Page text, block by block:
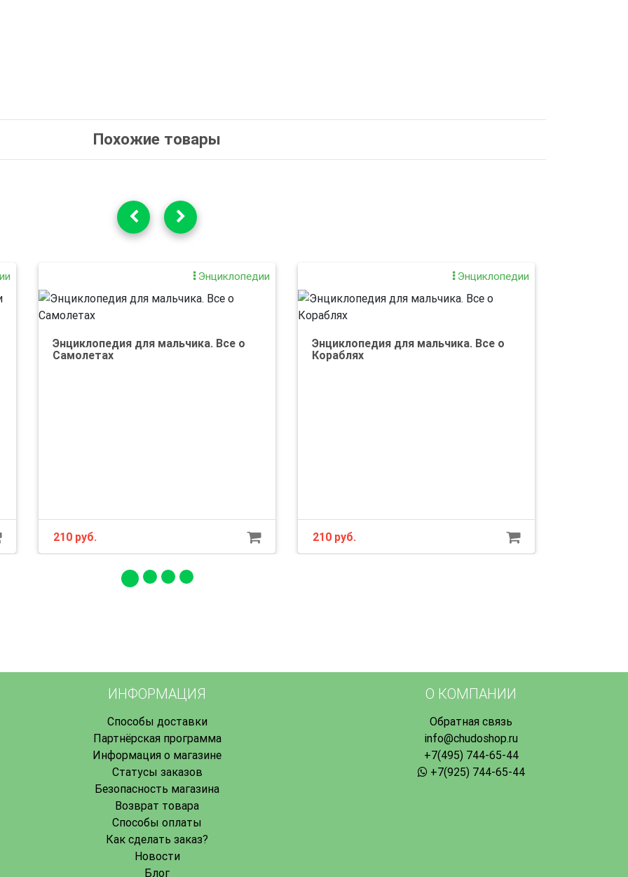
Похожие товары
Энциклопедии
Энциклопедия для мальчика. Все о
Самолетах
210 руб.
Энциклопедии
Энциклопедия для мальчика. Все о
Кораблях
210 руб.
ИНФОРМАЦИЯ
Способы доставки
Партнёрская программа
Информация о магазине
Статусы заказов
Безопасность магазина
Возврат товара
Способы оплаты
Как сделать заказ?
Новости
Блог
О КОМПАНИИ
Обратная связь
info@chudoshop.ru
+7(495) 744-65-44
+7(925) 744-65-44